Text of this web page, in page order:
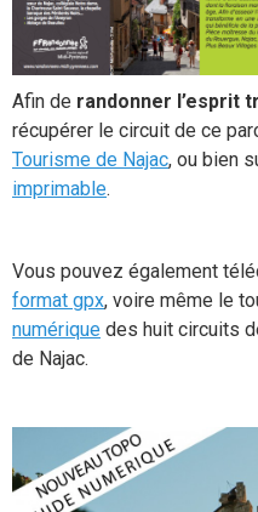
Afin de randonner l’esprit
récupérer le circuit de ce
Tourisme de Najac, ou bien
imprimable.
Vous pouvez également
format gpx, voire même le
numérique des huit circuits
de Najac.